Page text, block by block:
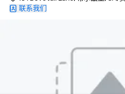
联系我们